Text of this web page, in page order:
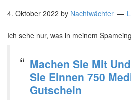
4. Oktober 2022 by Nachtwächter
Ich sehe nur, was in meinem
Machen Sie Mit
Sie Einnen 750
Gutschein